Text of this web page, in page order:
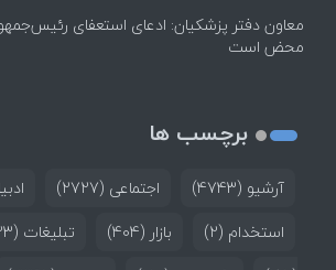
معاون دفتر پزشکیان: ادعای استعفای
محض است
برچسب ها
آرشیو (4743) اجتماعی (2727)
استخدام (2) بازار (404) تبلیغات (123)